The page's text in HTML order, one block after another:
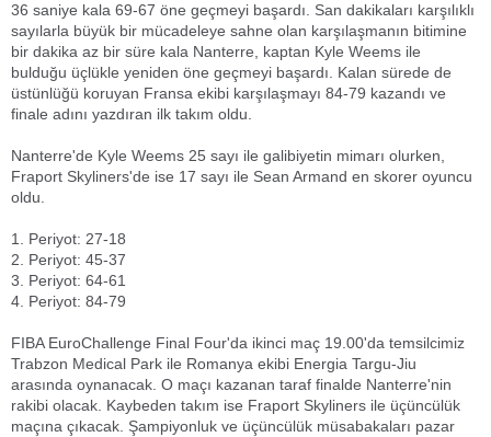
36 saniye kala 69-67 öne geçmeyi başardı. San dakikaları karşılıklı
sayılarla büyük bir mücadeleye sahne olan karşılaşmanın bitimine
bir dakika az bir süre kala Nanterre, kaptan Kyle Weems ile
bulduğu üçlükle yeniden öne geçmeyi başardı. Kalan sürede de
üstünlüğü koruyan Fransa ekibi karşılaşmayı 84-79 kazandı ve
finale adını yazdıran ilk takım oldu.
Nanterre'de Kyle Weems 25 sayı ile galibiyetin mimarı olurken,
Fraport Skyliners'de ise 17 sayı ile Sean Armand en skorer oyuncu
oldu.
1. Periyot: 27-18
2. Periyot: 45-37
3. Periyot: 64-61
4. Periyot: 84-79
FIBA EuroChallenge Final Four'da ikinci maç 19.00'da temsilcimiz
Trabzon Medical Park ile Romanya ekibi Energia Targu-Jiu
arasında oynanacak. O maçı kazanan taraf finalde Nanterre'nin
rakibi olacak. Kaybeden takım ise Fraport Skyliners ile üçüncülük
maçına çıkacak. Şampiyonluk ve üçüncülük müsabakaları pazar